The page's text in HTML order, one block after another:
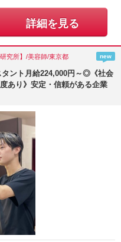
詳細を見る
究所】/美容師/東京都 new
ント月給224,000円～◎《社会
あり》安定・信頼がある企業